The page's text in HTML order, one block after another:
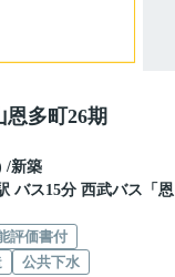
多町26期
/新築
バス15分 西武バス「恩
評価書付
公共下水